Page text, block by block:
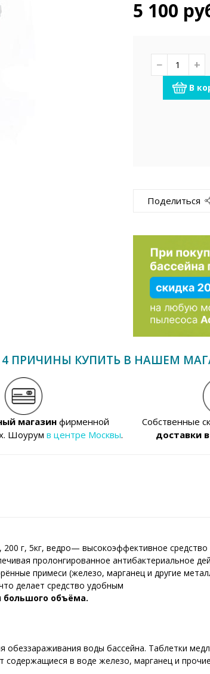
5 100
− +
В
Поделиться
4 ПРИЧИНЫ КУПИТЬ В НАШЕМ
магазинфирменной
Шоурумв центре Москвы.
Собственные
доставки
г, 5кг, ведро— высокоэффективное
пролонгированное антибактериальное
примеси (железо, марганец и другие
делает средство удобным
большого объёма.
воды бассейна. Таблетки
в воде железо, марганец и